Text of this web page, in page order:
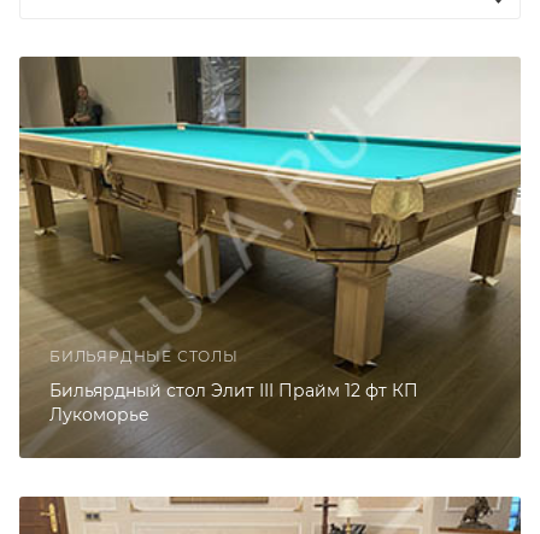
БИЛЬЯРДНЫЕ СТОЛЫ
Бильярдный стол Элит III Прайм 12 фт КП
Лукоморье